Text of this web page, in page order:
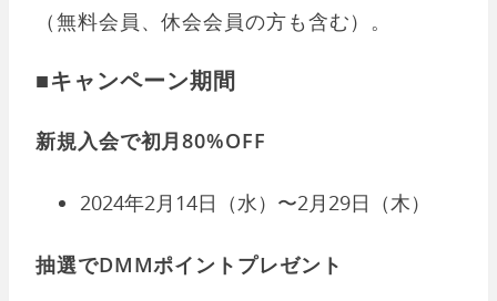
（無料会員、休会会員の方も含む）。
■キャンペーン期間
新規入会で初月80%OFF
2024年2月14日（水）〜2月29日（木）
抽選でDMMポイントプレゼント